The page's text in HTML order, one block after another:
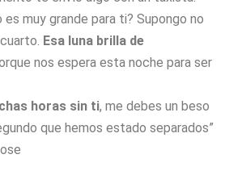
muy grande para ti? Supongo no
Esa luna brilla de
nos espera esta noche para ser
horas sin ti, me debes un beso
que hemos estado separados”